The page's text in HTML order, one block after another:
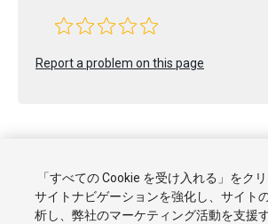
Report a problem on this page
Copyright © 2023 Unity Technologies.
チュートリアル
Answers ナレッジベース
「すべての Cookie を受け入れる」をクリ
サイトナビゲーションを強化し、サイト
析し、弊社のマーケティング活動を支援